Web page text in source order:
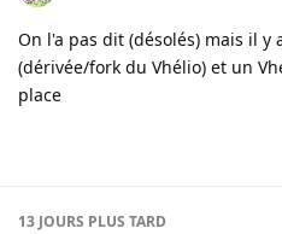
On l'a pas dit (désolés) mais il y
(dérivée/fork du Vhélio) et un
place
13 JOURS PLUS TARD